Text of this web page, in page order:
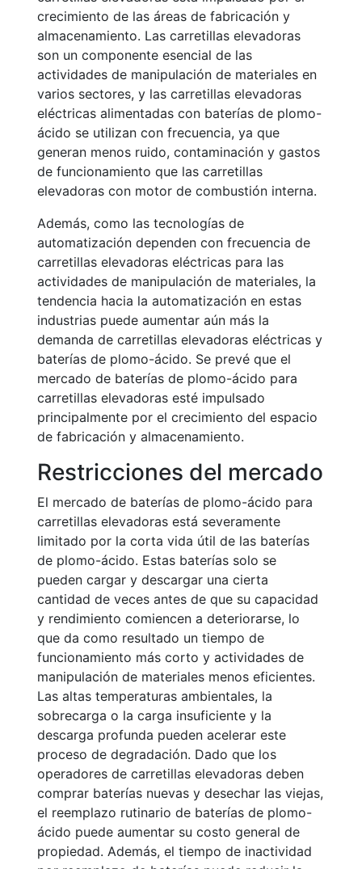
crecimiento de las áreas de fabricación y
almacenamiento. Las carretillas elevadoras
son un componente esencial de las
actividades de manipulación de materiales en
varios sectores, y las carretillas elevadoras
eléctricas alimentadas con baterías de plomo-
ácido se utilizan con frecuencia, ya que
generan menos ruido, contaminación y gastos
de funcionamiento que las carretillas
elevadoras con motor de combustión interna.
Además, como las tecnologías de
automatización dependen con frecuencia de
carretillas elevadoras eléctricas para las
actividades de manipulación de materiales, la
tendencia hacia la automatización en estas
industrias puede aumentar aún más la
demanda de carretillas elevadoras eléctricas y
baterías de plomo-ácido. Se prevé que el
mercado de baterías de plomo-ácido para
carretillas elevadoras esté impulsado
principalmente por el crecimiento del espacio
de fabricación y almacenamiento.
Restricciones del mercado
El mercado de baterías de plomo-ácido para
carretillas elevadoras está severamente
limitado por la corta vida útil de las baterías
de plomo-ácido. Estas baterías solo se
pueden cargar y descargar una cierta
cantidad de veces antes de que su capacidad
y rendimiento comiencen a deteriorarse, lo
que da como resultado un tiempo de
funcionamiento más corto y actividades de
manipulación de materiales menos eficientes.
Las altas temperaturas ambientales, la
sobrecarga o la carga insuficiente y la
descarga profunda pueden acelerar este
proceso de degradación. Dado que los
operadores de carretillas elevadoras deben
comprar baterías nuevas y desechar las viejas,
el reemplazo rutinario de baterías de plomo-
ácido puede aumentar su costo general de
propiedad. Además, el tiempo de inactividad